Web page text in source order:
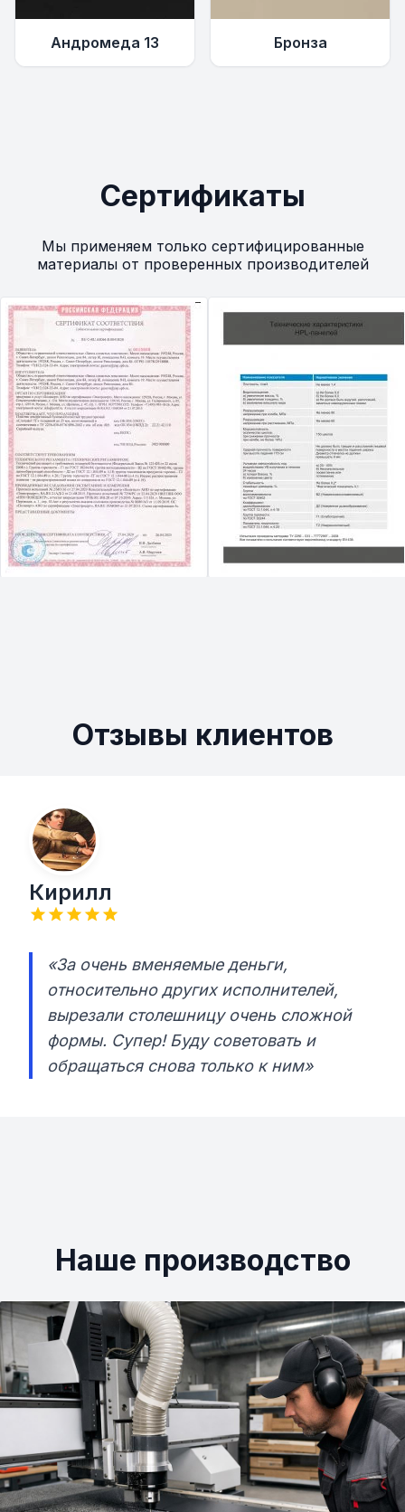
Андромеда 13 Бронза
Сертификаты
Мы применяем только сертифицированные
материалы от проверенных производителей
Отзывы клиентов
Кирилл
«За очень вменяемые деньги,
относительно других исполнителей,
вырезали столешницу очень сложной
формы. Супер! Буду советовать и
обращаться снова только к ним»
Наше производство